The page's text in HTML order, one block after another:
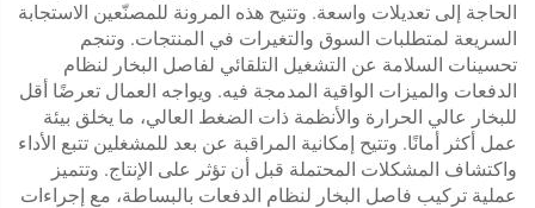
الحاجة إلى تعديلات واسعة. وتتيح هذه المرونة للمصنّعين الاستجابة
السريعة لمتطلبات السوق والتغيرات في المنتجات. وتنجم
تحسينات السلامة عن التشغيل التلقائي لفاصل البخار لنظام
الدفعات والميزات الواقية المدمجة فيه. ويواجه العمال تعرضًا أقل
للبخار عالي الحرارة والأنظمة ذات الضغط العالي، ما يخلق بيئة
عمل أكثر أمانًا. وتتيح إمكانية المراقبة عن بعد للمشغلين تتبع الأداء
واكتشاف المشكلات المحتملة قبل أن تؤثر على الإنتاج. وتتميز
عملية تركيب فاصل البخار لنظام الدفعات بالبساطة، مع إجراءات